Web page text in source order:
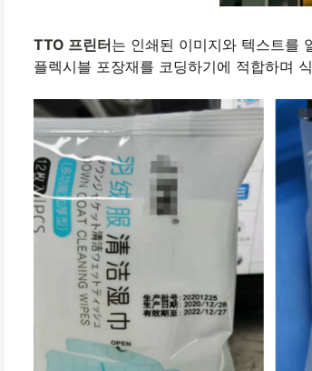
TTO 프린터는 인쇄된 이미지와 텍스트를
플렉시블 포장재를 코딩하기에 적합하며